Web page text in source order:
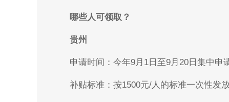
哪些人可领取？
贵州
申请时间：今年9月1日至9月20日集中申
补贴标准：按1500元/人的标准一次性发